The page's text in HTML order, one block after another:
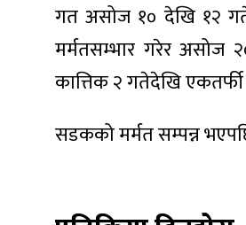
गत असोज १० देखि १२
मर्मतसम्भार गरेर असोज
कात्तिक २ गतेदेखि एकतर्फी
सडकको मर्मत सम्पन्न